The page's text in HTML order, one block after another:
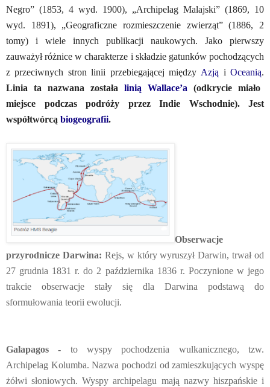
Negro” (1853, 4 wyd. 1900), „Archipelag Malajski” (1869, 10
wyd. 1891), „Geograficzne rozmieszczenie zwierząt” (1886, 2
tomy) i wiele innych publikacji naukowych. Jako pierwszy
zauważył różnice w charakterze i składzie gatunków pochodzących
z przeciwnych stron linii przebiegającej między Azją i Oceanią.
Linia ta nazwana została linią Wallace’a (odkrycie miało
miejsce podczas podróży przez Indie Wschodnie). Jest
współtwórcą biogeografii.
Obserwacje
przyrodnicze Darwina: Rejs, w który wyruszył Darwin, trwał od
27 grudnia 1831 r. do 2 października 1836 r. Poczynione w jego
trakcie obserwacje stały się dla Darwina podstawą do
sformułowania teorii ewolucji.
Galapagos - to wyspy pochodzenia wulkanicznego, tzw.
Archipelag Kolumba. Nazwa pochodzi od zamieszkujących wyspę
żółwi słoniowych. Wyspy archipelagu mają nazwy hiszpańskie i